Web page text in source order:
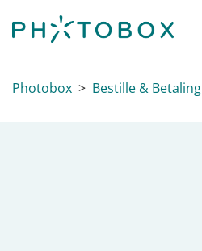
Photobox Bestille & Betaling